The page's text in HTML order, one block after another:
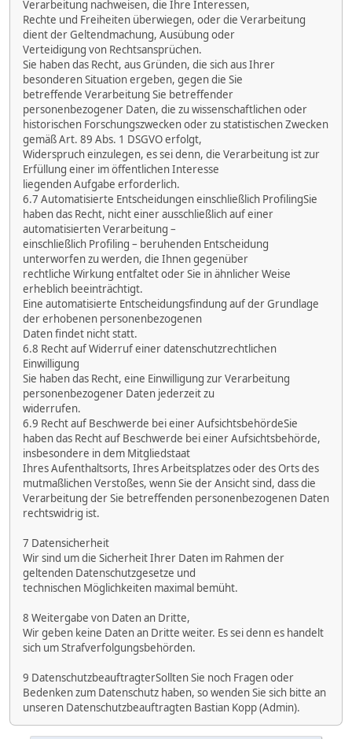
Verarbeitung nachweisen, die Ihre Interessen,
Rechte und Freiheiten überwiegen, oder die Verarbeitung
dient der Geltendmachung, Ausübung oder
Verteidigung von Rechtsansprüchen.
Sie haben das Recht, aus Gründen, die sich aus Ihrer
besonderen Situation ergeben, gegen die Sie
betreffende Verarbeitung Sie betreffender
personenbezogener Daten, die zu wissenschaftlichen oder
historischen Forschungszwecken oder zu statistischen Zwecken
gemäß Art. 89 Abs. 1 DSGVO erfolgt,
Widerspruch einzulegen, es sei denn, die Verarbeitung ist zur
Erfüllung einer im öffentlichen Interesse
liegenden Aufgabe erforderlich.
6.7 Automatisierte Entscheidungen einschließlich ProfilingSie
haben das Recht, nicht einer ausschließlich auf einer
automatisierten Verarbeitung –
einschließlich Profiling – beruhenden Entscheidung
unterworfen zu werden, die Ihnen gegenüber
rechtliche Wirkung entfaltet oder Sie in ähnlicher Weise
erheblich beeinträchtigt.
Eine automatisierte Entscheidungsfindung auf der Grundlage
der erhobenen personenbezogenen
Daten findet nicht statt.
6.8 Recht auf Widerruf einer datenschutzrechtlichen
Einwilligung
Sie haben das Recht, eine Einwilligung zur Verarbeitung
personenbezogener Daten jederzeit zu
widerrufen.
6.9 Recht auf Beschwerde bei einer AufsichtsbehördeSie
haben das Recht auf Beschwerde bei einer Aufsichtsbehörde,
insbesondere in dem Mitgliedstaat
Ihres Aufenthaltsorts, Ihres Arbeitsplatzes oder des Orts des
mutmaßlichen Verstoßes, wenn Sie der Ansicht sind, dass die
Verarbeitung der Sie betreffenden personenbezogenen Daten
rechtswidrig ist.
7 Datensicherheit
Wir sind um die Sicherheit Ihrer Daten im Rahmen der
geltenden Datenschutzgesetze und
technischen Möglichkeiten maximal bemüht.
8 Weitergabe von Daten an Dritte,
Wir geben keine Daten an Dritte weiter. Es sei denn es handelt
sich um Strafverfolgungsbehörden.
9 DatenschutzbeauftragterSollten Sie noch Fragen oder
Bedenken zum Datenschutz haben, so wenden Sie sich bitte an
unseren Datenschutzbeauftragten Bastian Kopp (Admin).